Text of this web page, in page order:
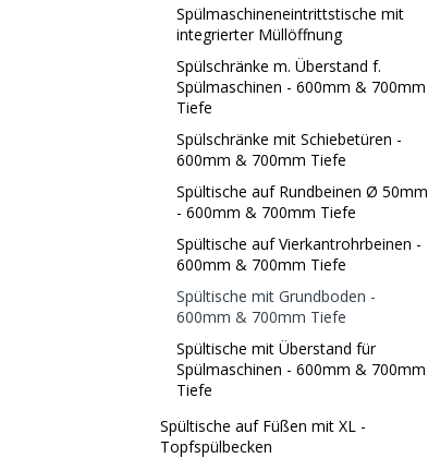
Spülmaschineneintrittstische mit
integrierter Müllöffnung
Spülschränke m. Überstand f.
Spülmaschinen - 600mm & 700mm
Tiefe
Spülschränke mit Schiebetüren -
600mm & 700mm Tiefe
Spültische auf Rundbeinen Ø 50mm
- 600mm & 700mm Tiefe
Spültische auf Vierkantrohrbeinen -
600mm & 700mm Tiefe
Spültische mit Grundboden -
600mm & 700mm Tiefe
Spültische mit Überstand für
Spülmaschinen - 600mm & 700mm
Tiefe
Spültische auf Füßen mit XL -
Topfspülbecken